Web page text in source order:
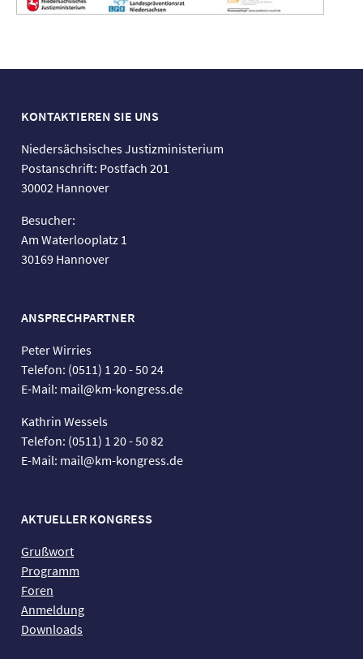
KONTAKTIEREN SIE UNS
Niedersächsisches Justizministerium
Postanschrift: Postfach 201
30002 Hannover
Besucher:
Am Waterlooplatz 1
30169 Hannover
ANSPRECHPARTNER
Peter Wirries
Telefon: (0511) 1 20 - 50 24
E-Mail: mail@km-kongress.de
Kathrin Wessels
Telefon: (0511) 1 20 - 50 82
E-Mail: mail@km-kongress.de
AKTUELLER KONGRESS
Grußwort
Programm
Foren
Anmeldung
Downloads